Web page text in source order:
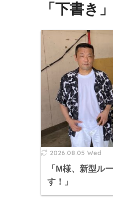
「下書き
2026.08.05 Wed
「M様、新型ル
す！」